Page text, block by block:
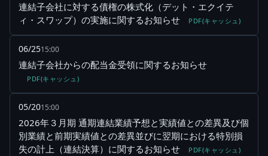
連結子会社に対する債権の株式化（デット・エクイテ
ィ・スワップ）の実施に関するお知らせ
PDF(キャッシュ)
06/2515:00
連結子会社からの配当金受領に関するお知らせ
PDF(キャッシュ)
05/2015:00
2026年３月期 通期連結業績予想と実績値との差異及び個
別業績と前期実績値との差異並びに翌期における特別損
失の計上（連結決算）に関するお知らせ
PDF(キャッシュ)